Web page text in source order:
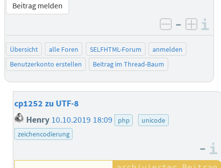
Beitrag melden
negativ
–
Übersicht alle Foren SELFHTML-Forum
anmelden
Benutzerkonto erstellen
Beitrag im Thread-Baum
cp1252 zu UTF-8
Henry 10.10.2019 18:09 php
unicode
zeichencodierung
–